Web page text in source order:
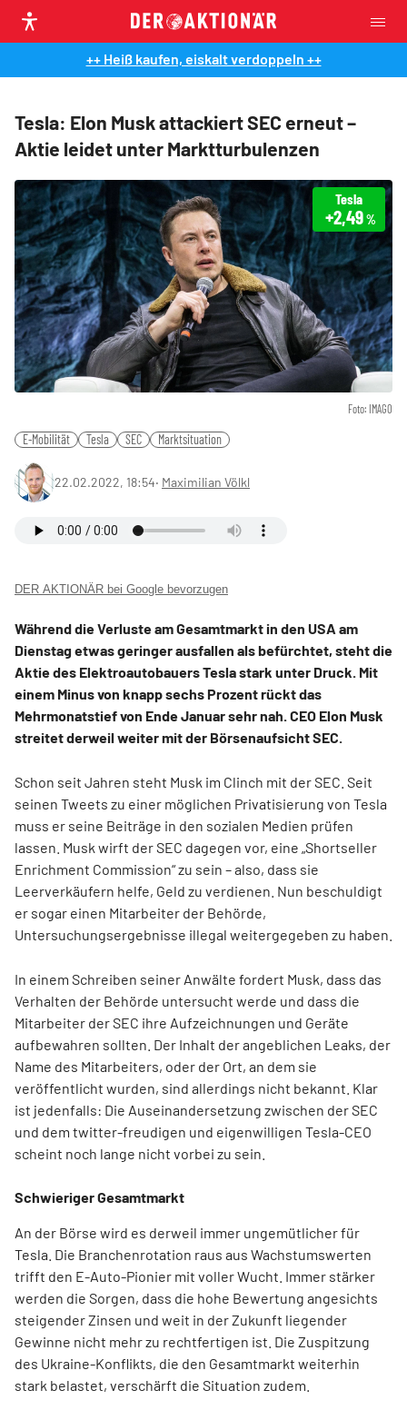
++ Heiß kaufen, eiskalt verdoppeln ++
Tesla: Elon Musk attackiert SEC erneut –
Aktie leidet unter Marktturbulenzen
Foto: IMAGO
Tesla
+2,49%
E-Mobilität Tesla SEC Marktsituation
22.02.2022, 18:54‧ Maximilian Völkl
DER AKTIONÄR bei Google bevorzugen
Während die Verluste am Gesamtmarkt in den USA am
Dienstag etwas geringer ausfallen als befürchtet, steht die
Aktie des Elektroautobauers Tesla stark unter Druck. Mit
einem Minus von knapp sechs Prozent rückt das
Mehrmonatstief von Ende Januar sehr nah. CEO Elon Musk
streitet derweil weiter mit der Börsenaufsicht SEC.
Schon seit Jahren steht Musk im Clinch mit der SEC. Seit
seinen Tweets zu einer möglichen Privatisierung von Tesla
muss er seine Beiträge in den sozialen Medien prüfen
lassen. Musk wirft der SEC dagegen vor, eine „Shortseller
Enrichment Commission“ zu sein – also, dass sie
Leerverkäufern helfe, Geld zu verdienen. Nun beschuldigt
er sogar einen Mitarbeiter der Behörde,
Untersuchungsergebnisse illegal weitergegeben zu haben.
In einem Schreiben seiner Anwälte fordert Musk, dass das
Verhalten der Behörde untersucht werde und dass die
Mitarbeiter der SEC ihre Aufzeichnungen und Geräte
aufbewahren sollten. Der Inhalt der angeblichen Leaks, der
Name des Mitarbeiters, oder der Ort, an dem sie
veröffentlicht wurden, sind allerdings nicht bekannt. Klar
ist jedenfalls: Die Auseinandersetzung zwischen der SEC
und dem twitter-freudigen und eigenwilligen Tesla-CEO
scheint noch lange nicht vorbei zu sein.
Schwieriger Gesamtmarkt
An der Börse wird es derweil immer ungemütlicher für
Tesla. Die Branchenrotation raus aus Wachstumswerten
trifft den E-Auto-Pionier mit voller Wucht. Immer stärker
werden die Sorgen, dass die hohe Bewertung angesichts
steigender Zinsen und weit in der Zukunft liegender
Gewinne nicht mehr zu rechtfertigen ist. Die Zuspitzung
des Ukraine-Konflikts, die den Gesamtmarkt weiterhin
stark belastet, verschärft die Situation zudem.